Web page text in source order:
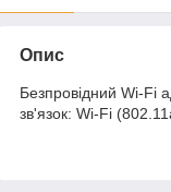
Опис
Безпровідний Wi-Fi
зв'язок: Wi-Fi